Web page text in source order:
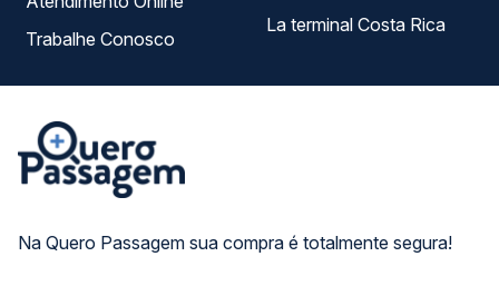
Na Quero Passagem sua compra é totalmente segura!
Trabalhe Conosco
La terminal Costa Rica